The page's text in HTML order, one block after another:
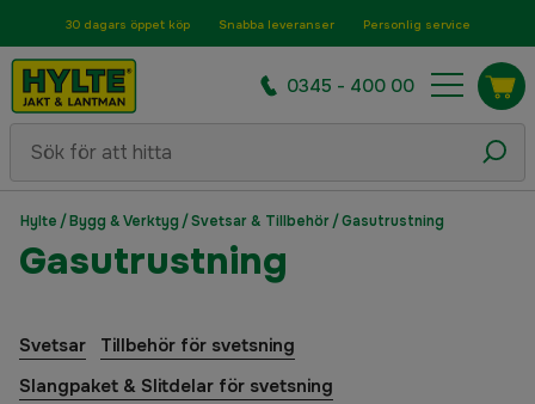
30 dagars öppet köp Snabba leveranser Personlig service
0345 - 400 00
Hylte /Bygg & Verktyg /Svetsar & Tillbehör/Gasutrustning
Gasutrustning
Svetsar
Tillbehör för svetsning
Slangpaket & Slitdelar för svetsning